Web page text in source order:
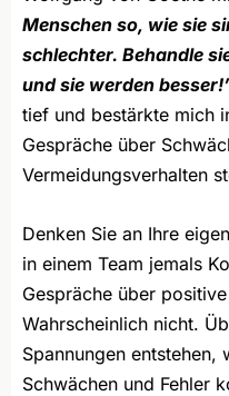
Menschen so, wie sie
schlechter. Behandle
und sie werden
tief und bestärkte mich
Gespräche über
Vermeidungsverhalten
Denken Sie an Ihre
in einem Team jemals
Gespräche über
Wahrscheinlich nicht.
Spannungen entstehen,
Schwächen und Fehler